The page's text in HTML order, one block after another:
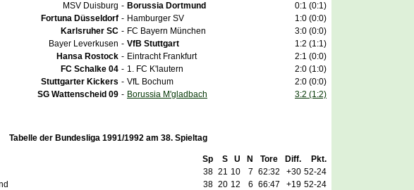
MSV Duisburg - Borussia Dortmund
0:1 (0:1)
Fortuna Düsseldorf - Hamburger SV
1:0 (0:0)
Karlsruher SC - FC Bayern München
3:0 (0:0)
Bayer Leverkusen - VfB Stuttgart
1:2 (1:1)
Hansa Rostock - Eintracht Frankfurt
2:1 (0:0)
FC Schalke 04 - 1. FC K'lautern
2:0 (1:0)
Stuttgarter Kickers - VfL Bochum
2:0 (0:0)
SG Wattenscheid 09 - Borussia M'gladbach
3:2 (1:2)
Tabelle der Bundesliga 1991/1992 am 38. Spieltag
Sp S U N Tore Diff.
Pkt.
38 21 10 7 62:32 +30 52-24
38 20 12 6 66:47 +19 52-24